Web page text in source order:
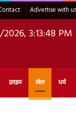
Advertise with us
3:13:49 PM
क्राइम खेल धर्म